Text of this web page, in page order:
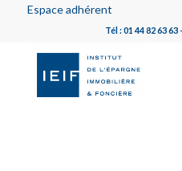
Espace adhérent
Tél : 01 44 82 63